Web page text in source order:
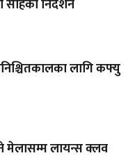
साहको निर्देशन
लागि कफ्यु
मेलासम्म लायन्स क्लव